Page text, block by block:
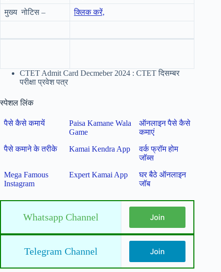
मुख्य नोटिस – क्लिक करें,
CTET Admit Card Decmeber 2024 : CTET दिसम्बर
परीक्षा प्रवेश पत्र
स्पेशल लिंक
पैसे कैसे कमायें
Paisa Kamane Wala
Game
ऑनलाइन पैसे कैसे
कमाएं
पैसे कमाने के तरीके
Kamai Kendra App
वर्क फ्रॉम होम
जॉब्स
Mega Famous
Instagram
Expert Kamai App
घर बैठे ऑनलाइन
जॉब
Whatsapp Channel Join
Telegram Channel Join